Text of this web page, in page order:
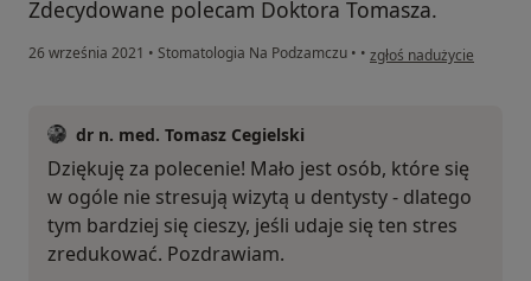
Zdecydowane polecam Doktora Tomasza.
26 września 2021 • Stomatologia Na Podzamczu • • w opinii użytkownika
zgłoś nadużycie
dr n. med. Tomasz Cegielski
Dziękuję za polecenie! Mało jest osób, które się
w ogóle nie stresują wizytą u dentysty - dlatego
tym bardziej się cieszy, jeśli udaje się ten stres
zredukować. Pozdrawiam.